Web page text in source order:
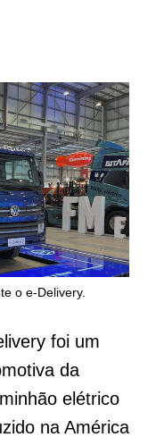
o e-Delivery.
foi um
da
elétrico
na América